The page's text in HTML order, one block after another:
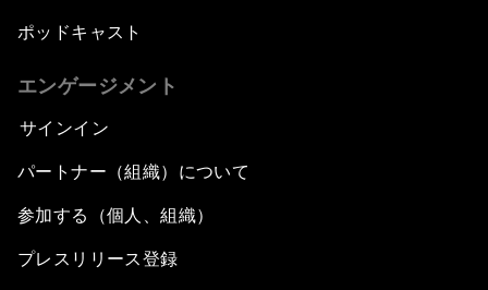
ポッドキャスト
エンゲージメント
サインイン
パートナー（組織）について
参加する（個人、組織）
プレスリリース登録